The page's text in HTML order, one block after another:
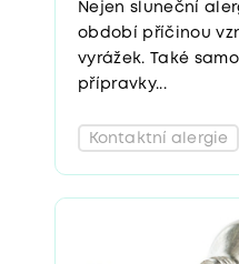
Nejen sluneční
období příčinou
vyrážek. Také
přípravky...
Kontaktní alergie